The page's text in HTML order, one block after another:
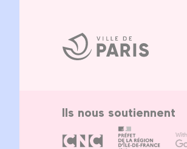
Ville
de
Paris
Ils nous soutiennent